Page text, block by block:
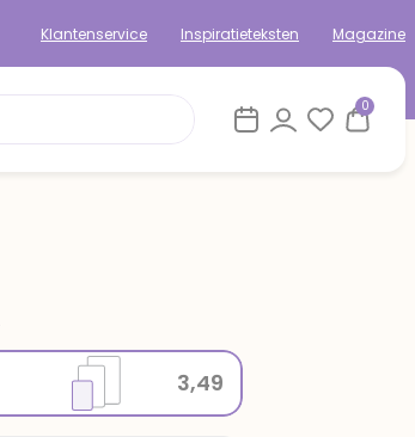
Klantenservice Inspiratieteksten Magazine
0
3,49